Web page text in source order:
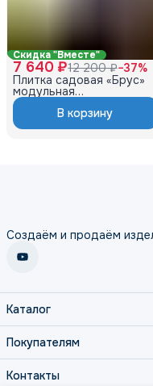
Скидка "Вместе"
7 640 ₽12 200 ₽−37%
Плитка садовая «Брус»
модульная
400×300×15мм 45шт,
5м2 шоколад
В корзину
Создаём и продаём
Каталог
Кухня
Хранение
Сад
Зима
Покупателям
О нас
Оплата
Контакты